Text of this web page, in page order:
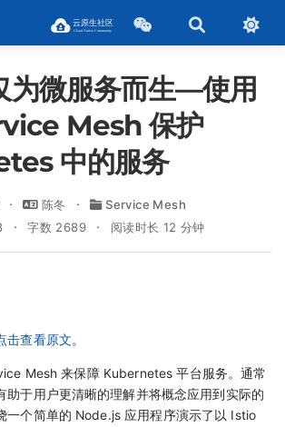
为微服务而生—使用
Mesh 保护
中的服务
陈冬
Service Mesh
字数 2689 阅读时长 12 分钟
击查看原文。
Mesh 来保障 Kubernetes 平台服务。通常
助于用户更清晰的理解并将概念应用到实际的
一个简单的 Node.js 应用程序演示了以 Istio